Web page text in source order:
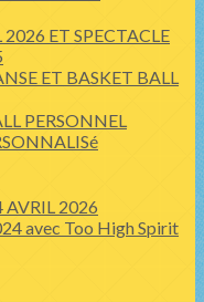
ET SPECTACLE
ET BASKET BALL
PERSONNEL
AVRIL 2026
avec Too High Spirit